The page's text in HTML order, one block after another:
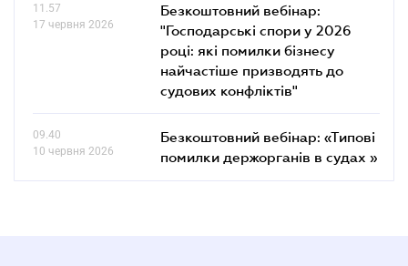
11.57
17 червня 2026
Безкоштовний вебінар:
"Господарські спори у 2026
році: які помилки бізнесу
найчастіше призводять до
судових конфліктів"
09.40
10 червня 2026
Безкоштовний вебінар: «Типові
помилки держорганів в судах »